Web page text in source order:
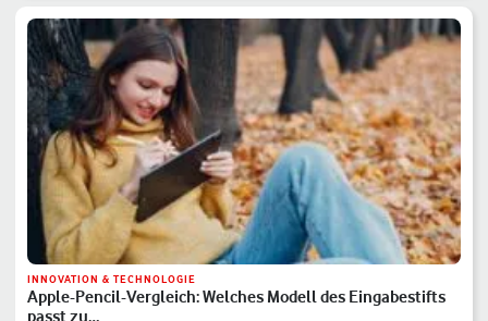
INNOVATION & TECHNOLOGIE
Apple-Pencil-Vergleich: Welches Modell des Eingabestifts
passt zu…